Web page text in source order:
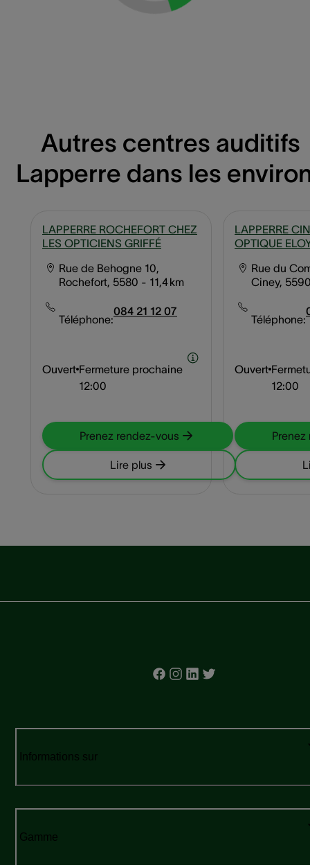
Autres centres auditifs
Lapperre dans les
LAPPERRE ROCHEFORT CHEZ
LES OPTICIENS GRIFFÉ
Rue de Behogne 10,
Rochefort, 5580 - 11,4 km
Téléphone:
084 21 12 07
Ouvert Fermeture prochaine
12:00
Prenez rendez-vous
Lire plus
LAPPERRE
OPTIQUE
Rue du
Ciney,
Téléphone:
Ouvert
12:00
Informations sur
Gamme